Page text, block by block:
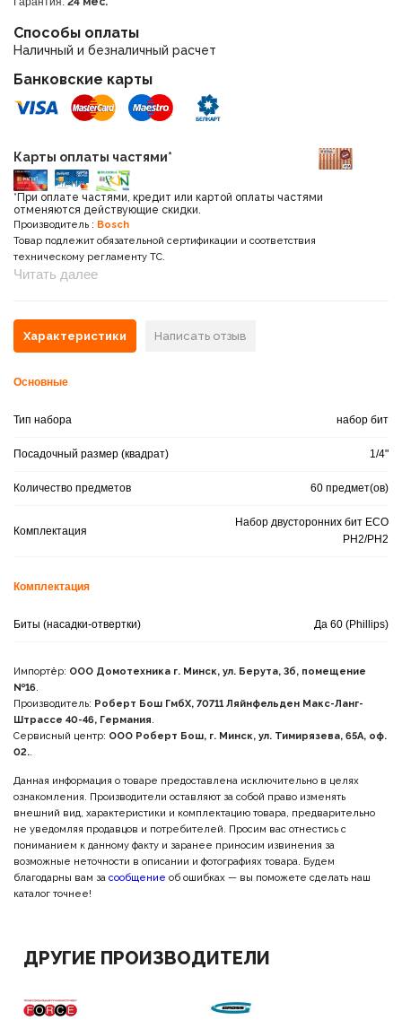
Способы оплаты
Наличный и безналичный расчет
Банковские карты
Карты оплаты частями*
*При оплате частями, кредит или картой оплаты частями
отменяются действующие скидки.
Производитель : Bosch
Товар подлежит обязательной сертификации и соответствия
техническому регламенту ТС.
Читать далее
Характеристики Написать отзыв
Основные
Тип набора набор бит
Посадочный размер (квадрат) 1/4"
Количество предметов 60 предмет(ов)
Комплектация
Набор двусторонних бит ECO
PH2/PH2
Комплектация
Биты (насадки-отвертки) Да 60 (Phillips)
Импортёр: ООО Домотехника г. Минск, ул. Берута, 3б, помещение
№16.
Производитель: Роберт Бош ГмбХ, 70711 Ляйнфельден Макс-Ланг-
Штрассе 40-46, Германия.
Сервисный центр: ООО Роберт Бош, г. Минск, ул. Тимирязева, 65А, оф.
02..
Данная информация о товаре предоставлена исключительно в целях
ознакомления. Производители оставляют за собой право изменять
внешний вид, характеристики и комплектацию товара, предварительно
не уведомляя продавцов и потребителей. Просим вас отнестись с
пониманием к данному факту и заранее приносим извинения за
возможные неточности в описании и фотографиях товара. Будем
благодарны вам за сообщение об ошибках — вы поможете сделать наш
каталог точнее!
ДРУГИЕ ПРОИЗВОДИТЕЛИ